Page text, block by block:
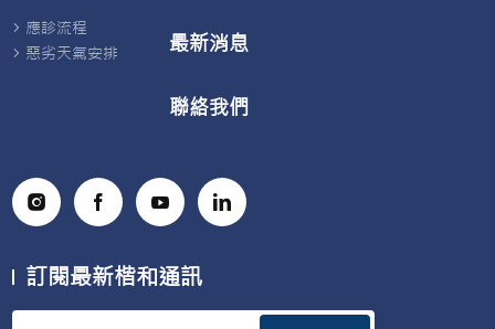
應診流程
惡劣天氣安排
最新消息
聯絡我們
訂閱最新楷和通訊